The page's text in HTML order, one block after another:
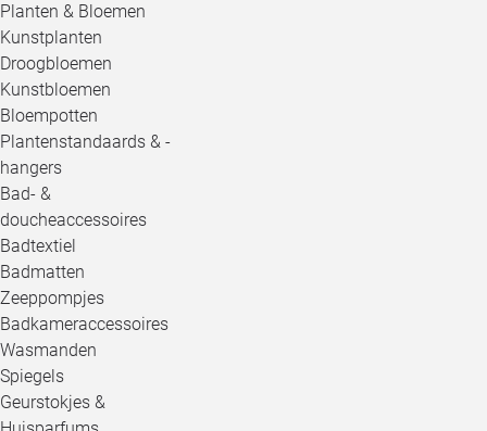
Planten & Bloemen
Kunstplanten
Droogbloemen
Kunstbloemen
Bloempotten
Plantenstandaards & -
hangers
Bad- &
doucheaccessoires
Badtextiel
Badmatten
Zeeppompjes
Badkameraccessoires
Wasmanden
Spiegels
Geurstokjes &